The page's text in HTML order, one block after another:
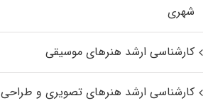
شهری
کارشناسی ارشد هنرهای موسیقی
کارشناسی ارشد هنرهای تصویری و طراحی